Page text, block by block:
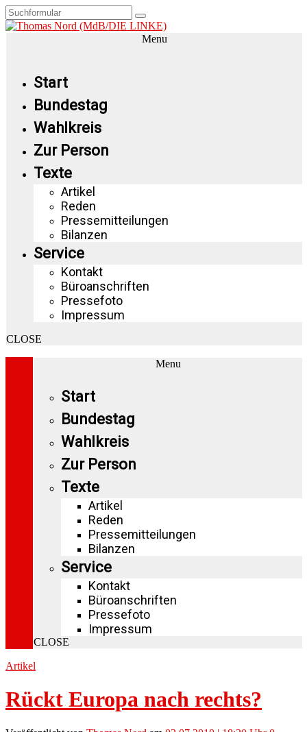
Menu
Start
Bundestag
Wahlkreis
Zur Person
Texte
Artikel
Reden
Pressemitteilungen
Bilanzen
Service
Kontakt
Büroanschriften
Pressefoto
Impressum
CLOSE
Menu
Start
Bundestag
Wahlkreis
Zur Person
Texte
Artikel
Reden
Pressemitteilungen
Bilanzen
Service
Kontakt
Büroanschriften
Pressefoto
Impressum
CLOSE
Artikel
Rückt Europa nach rechts?